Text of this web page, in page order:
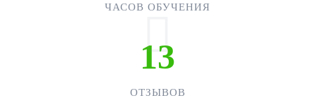
ЧАСОВ ОБУЧЕНИЯ
13
ОТЗЫВОВ